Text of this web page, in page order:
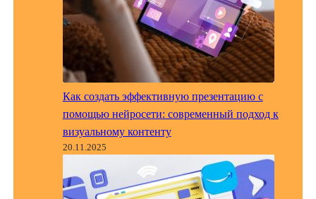
Как создать эффективную презентацию с
помощью нейросети: современный подход к
визуальному контенту
20.11.2025